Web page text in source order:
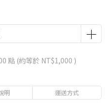
點 (約等於 NT$1,000 )
明 運送方式